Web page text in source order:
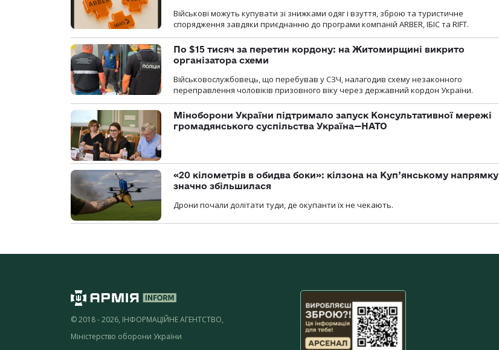
Військові можуть купувати зі знижками одяг і взуття, зброю та туристичне
спорядження завдяки приєднанню до програми компаній ARBER, ІБІС та RIFT.
По $15 тисяч за перетин кордону: на Житомирщині викрито
організатора схеми
Військовослужбовець, що перебував у СЗЧ, налагодив схему незаконного
переправлення чоловіків призовного віку через державний кордон України.
Міноборони України підтримало запуск Консультативної мережі
громадянського суспільства Україна—НАТО
«20 кілометрів в обидва боки»: кілзона на Куп’янському напрямку
значно збільшилася
Дрони почали долітати туди, де окупанти їх не чекають.
© 2018 - 2026, ІНФОРМАЦІЙНЕ АГЕНТСТВО,
Міністерство оборони України